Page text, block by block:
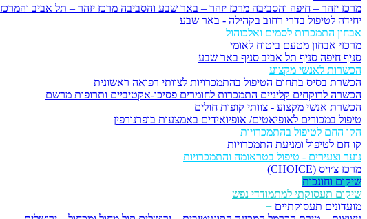
מרכז יזהר – חיפה והסביבה מרכז יזהר – באר שבע והסביבה מרכז יזהר – תל אביב והמרכז
יחידה לטיפול בדרי רחוב בקהילה - באר שבע
אבחון התמכרות לסמים ואלכוהול
מרכזי אבחון מטעם ביטוח לאומי +
סניף חיפה סניף תל אביב סניף באר שבע
הכשרות לאנשי מקצוע
הכשרת בסיס בתחום הטיפול בהתמכרויות לצוותי רפואה ראשונית
הכשרה לרוקחים קליניים התמכרות לחומרים פסיכו-אקטיביים ותרופות מרשם
הכשרת אנשי מקצוע - צוותי קופות חולים
טיפול במכורים לאופיאטים/ אופיואידים באמצעות בופרנורפין
הקו החם לטיפול בהתמכרויות
קו חם לטיפול ומניעת התמכרויות
נוער וצעירים - טיפול בטראומה והתמכרויות
מרכז צ׳ויס (CHOICE)
שיקום וחונכות
שיקום תעסוקתי למתמודדי נפש
מועדונים תעסוקתיים +